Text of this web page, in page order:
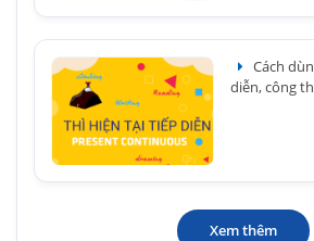
Cách
diễn, công
Xem thêm